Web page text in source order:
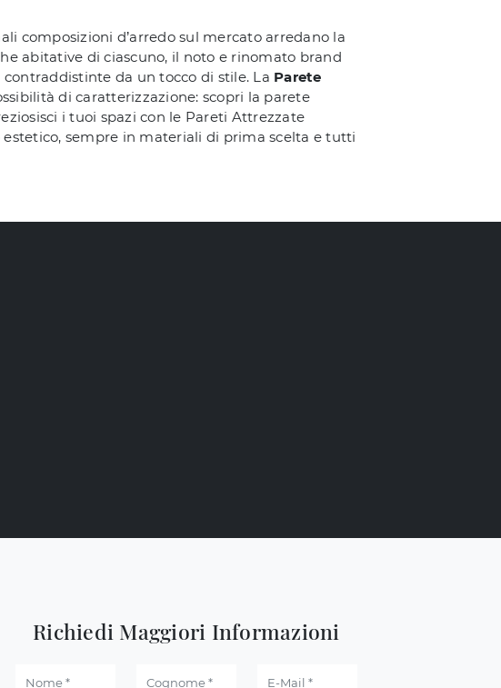
composizioni d’arredo sul mercato arredano la
abitative di ciascuno, il noto e rinomato brand
da un tocco di stile. La Parete
di caratterizzazione: scopri la parete
i tuoi spazi con le Pareti Attrezzate
sempre in materiali di prima scelta e tutti
Richiedi Maggiori Informazioni